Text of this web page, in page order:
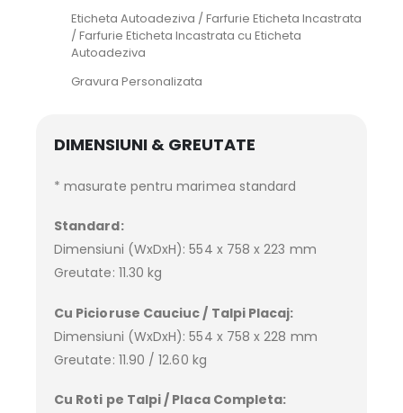
Eticheta Autoadeziva / Farfurie Eticheta Incastrata
/ Farfurie Eticheta Incastrata cu Eticheta
Autoadeziva
Gravura Personalizata
DIMENSIUNI & GREUTATE
* masurate pentru marimea standard
Standard:
Dimensiuni (WxDxH): 554 x 758 x 223 mm
Greutate: 11.30 kg
Cu Picioruse Cauciuc / Talpi Placaj:
Dimensiuni (WxDxH): 554 x 758 x 228 mm
Greutate: 11.90 / 12.60 kg
Cu Roti pe Talpi / Placa Completa: